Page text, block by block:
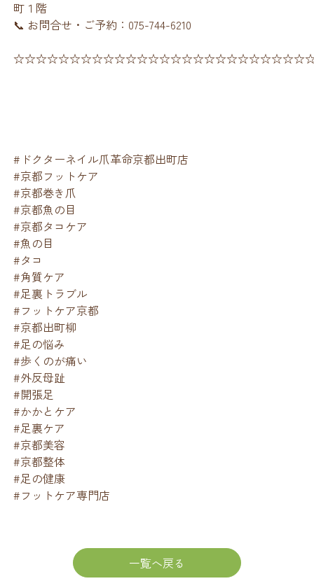
町１階
📞 お問合せ・ご予約：075-744-6210
#ドクターネイル爪革命京都出町店
#京都フットケア
#京都巻き爪
#京都魚の目
#京都タコケア
#魚の目
#タコ
#角質ケア
#足裏トラブル
#フットケア京都
#京都出町柳
#足の悩み
#歩くのが痛い
#外反母趾
#開張足
#かかとケア
#足裏ケア
#京都美容
#京都整体
#足の健康
#フットケア専門店
一覧へ戻る